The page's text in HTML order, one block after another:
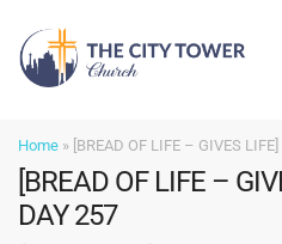
Home » [BREAD OF LIFE – GIVES
[BREAD OF LIFE –
DAY 257